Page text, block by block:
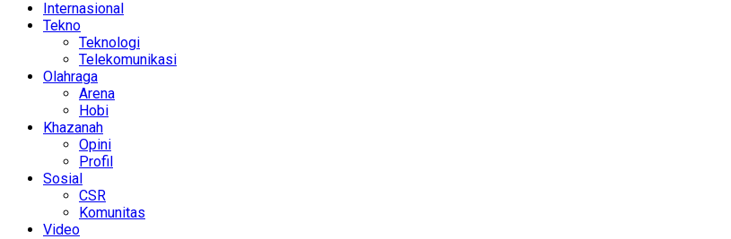
Internasional
Tekno
Teknologi
Telekomunikasi
Olahraga
Arena
Hobi
Khazanah
Opini
Profil
Sosial
CSR
Komunitas
Video